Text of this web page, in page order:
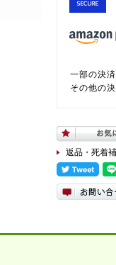
一部の決
その他の
返品・死着